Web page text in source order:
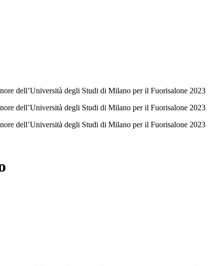
dell’Università degli Studi di Milano per il Fuorisalone 2023
dell’Università degli Studi di Milano per il Fuorisalone 2023
dell’Università degli Studi di Milano per il Fuorisalone 2023